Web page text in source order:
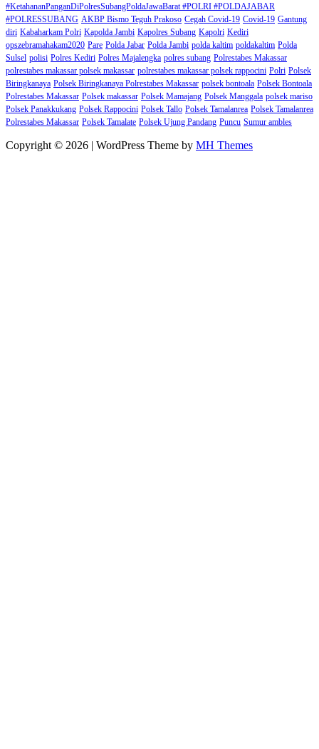
#KetahananPanganDiPolresSubangPoldaJawaBarat #POLRI #POLDAJABAR
#POLRESSUBANG AKBP Bismo Teguh Prakoso Cegah Covid-19 Covid-19 Gantung
diri Kabaharkam Polri Kapolda Jambi Kapolres Subang Kapolri Kediri
opszebramahakam2020 Pare Polda Jabar Polda Jambi polda kaltim poldakaltim Polda
Sulsel polisi Polres Kediri Polres Majalengka polres subang Polrestabes Makassar
polrestabes makassar polsek makassar polrestabes makassar polsek rappocini Polri Polsek
Biringkanaya Polsek Biringkanaya Polrestabes Makassar polsek bontoala Polsek Bontoala
Polrestabes Makassar Polsek makassar Polsek Mamajang Polsek Manggala polsek mariso
Polsek Panakkukang Polsek Rappocini Polsek Tallo Polsek Tamalanrea Polsek Tamalanrea
Polrestabes Makassar Polsek Tamalate Polsek Ujung Pandang Puncu Sumur ambles
Copyright © 2026 | WordPress Theme by MH Themes